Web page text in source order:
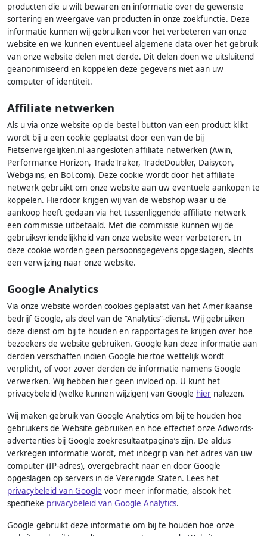
producten die u wilt bewaren en informatie over de gewenste
sortering en weergave van producten in onze zoekfunctie. Deze
informatie kunnen wij gebruiken voor het verbeteren van onze
website en we kunnen eventueel algemene data over het gebruik
van onze website delen met derde. Dit delen doen we uitsluitend
geanonimiseerd en koppelen deze gegevens niet aan uw
computer of identiteit.
Affiliate netwerken
Als u via onze website op de bestel button van een product klikt
wordt bij u een cookie geplaatst door een van de bij
Fietsenvergelijken.nl aangesloten affiliate netwerken (Awin,
Performance Horizon, TradeTraker, TradeDoubler, Daisycon,
Webgains, en Bol.com). Deze cookie wordt door het affiliate
netwerk gebruikt om onze website aan uw eventuele aankopen te
koppelen. Hierdoor krijgen wij van de webshop waar u de
aankoop heeft gedaan via het tussenliggende affiliate netwerk
een commissie uitbetaald. Met die commissie kunnen wij de
gebruiksvriendelijkheid van onze website weer verbeteren. In
deze cookie worden geen persoonsgegevens opgeslagen, slechts
een verwijzing naar onze website.
Google Analytics
Via onze website worden cookies geplaatst van het Amerikaanse
bedrijf Google, als deel van de “Analytics”-dienst. Wij gebruiken
deze dienst om bij te houden en rapportages te krijgen over hoe
bezoekers de website gebruiken. Google kan deze informatie aan
derden verschaffen indien Google hiertoe wettelijk wordt
verplicht, of voor zover derden de informatie namens Google
verwerken. Wij hebben hier geen invloed op. U kunt het
privacybeleid (welke kunnen wijzigen) van Google hier nalezen.
Wij maken gebruik van Google Analytics om bij te houden hoe
gebruikers de Website gebruiken en hoe effectief onze Adwords-
advertenties bij Google zoekresultaatpagina’s zijn. De aldus
verkregen informatie wordt, met inbegrip van het adres van uw
computer (IP-adres), overgebracht naar en door Google
opgeslagen op servers in de Verenigde Staten. Lees het
privacybeleid van Google voor meer informatie, alsook het
specifieke privacybeleid van Google Analytics.
Google gebruikt deze informatie om bij te houden hoe onze